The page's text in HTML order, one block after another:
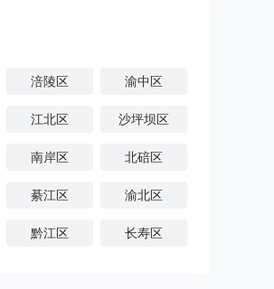
涪陵区 渝中区
江北区 沙坪坝区
南岸区 北碚区
綦江区 渝北区
黔江区 长寿区